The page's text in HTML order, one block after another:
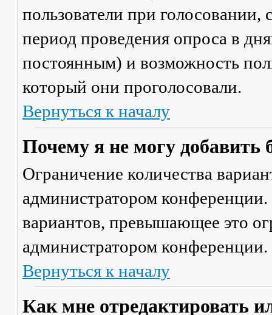
пользователи при
период проведения опроса в
постоянным) и возможность
который они проголосовали.
Вернуться к началу
Почему я не могу добавить
Ограничение количества
администратором
вариантов, превышающее это
администратором конференции.
Вернуться к началу
Как мне отредактировать